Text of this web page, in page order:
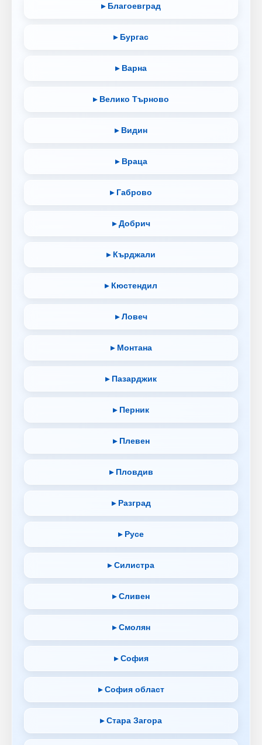
▸ Благоевград
▸ Бургас
▸ Варна
▸ Велико Търново
▸ Видин
▸ Враца
▸ Габрово
▸ Добрич
▸ Кърджали
▸ Кюстендил
▸ Ловеч
▸ Монтана
▸ Пазарджик
▸ Перник
▸ Плевен
▸ Пловдив
▸ Разград
▸ Русе
▸ Силистра
▸ Сливен
▸ Смолян
▸ София
▸ София област
▸ Стара Загора